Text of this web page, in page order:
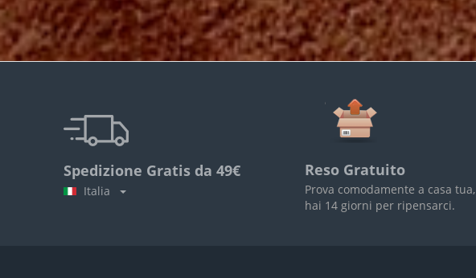
Spedizione Gratis da 49€
Italia
Reso Gratuito
Prova comodamente a casa tua,
hai 14 giorni per ripensarci.